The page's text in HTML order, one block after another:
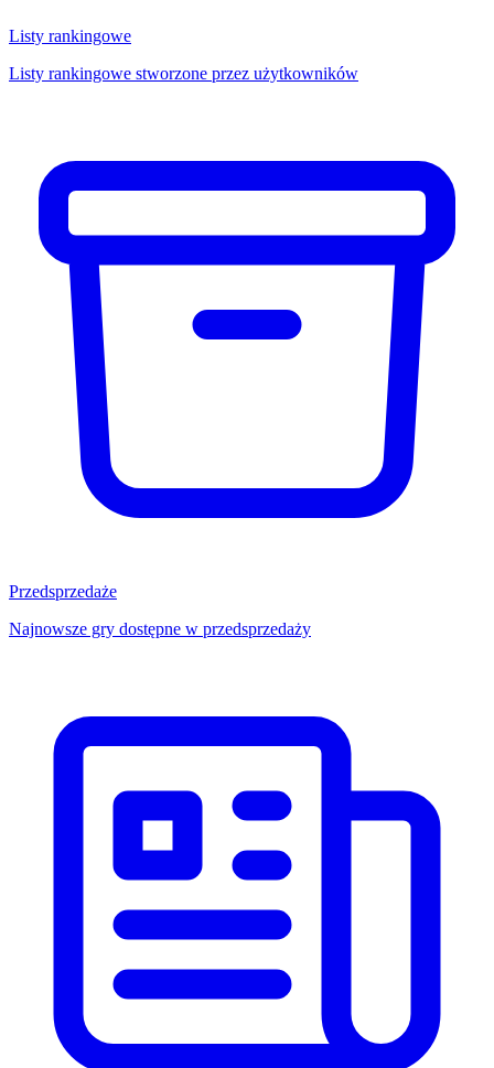
Listy rankingowe
Listy rankingowe stworzone przez użytkowników
Przedsprzedaże
Najnowsze gry dostępne w przedsprzedaży